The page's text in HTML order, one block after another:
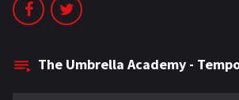
NETFLIX
AÑOS
The Umbrella Academy -